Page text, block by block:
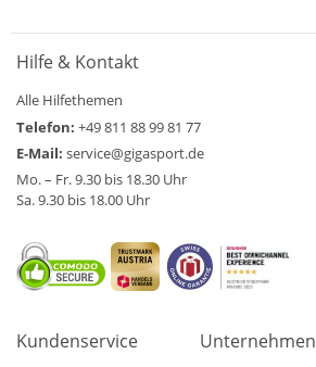
Hilfe & Kontakt
Alle Hilfethemen
Telefon: +49 811 88 99 81 77
E-Mail: service@gigasport.de
Mo. – Fr. 9.30 bis 18.30 Uhr
Sa. 9.30 bis 18.00 Uhr
Kundenservice Unternehmen